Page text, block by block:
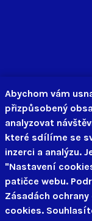
Abychom vám
přizpůsobený
analyzovat
které sdílíme se
inzerci a analýzu.
"Nastavení
patičce webu.
Zásadách
cookies.